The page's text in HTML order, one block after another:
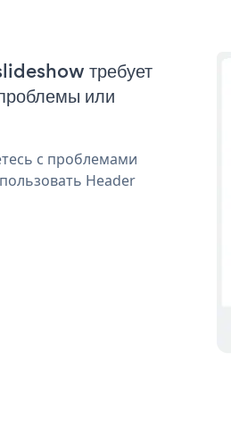
требует
или
с проблемами
Header